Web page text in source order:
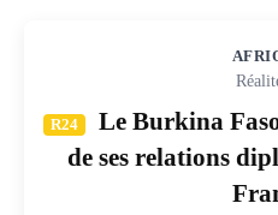
R24
Le Burkina
de ses relations